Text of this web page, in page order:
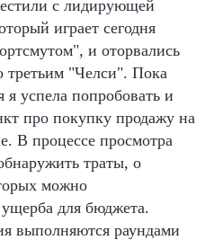
с лидирующей
играет сегодня
и оторвались
третьим "Челси". Пока
я успела попробовать и
про покупку продажу на
В процессе просмотра
траты, о
можно
ущерба для бюджета.
выполняются раундами